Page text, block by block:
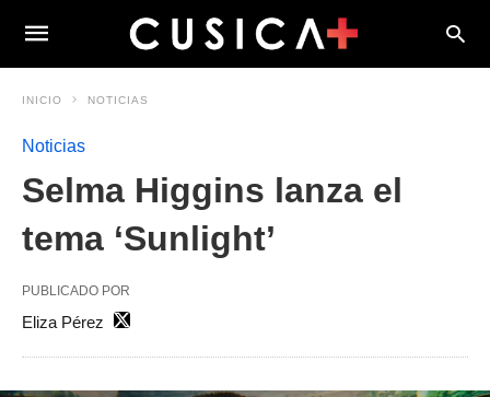
INICIO NOTICIAS
Noticias
Selma Higgins lanza el
tema ‘Sunlight’
PUBLICADO POR
Eliza Pérez